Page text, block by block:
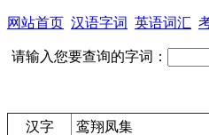
网站首页 汉语字词 英语词汇
请输入您要查询的字词：
汉字 鸾翔凤集